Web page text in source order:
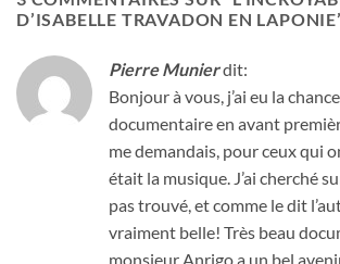
D’ISABELLE TRAVADON EN LAPONIE
Pierre Munierdit:
Bonjour à vous, j’ai eu la
documentaire en avant
me demandais, pour ceux qui
était la musique. J’ai cherché
pas trouvé, et comme le dit
vraiment belle! Très beau
monsieur Anrigo a un bel